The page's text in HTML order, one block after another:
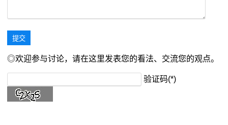
◎欢迎参与讨论，请在这里发表您的看法、交流您的观点。
验证码(*)